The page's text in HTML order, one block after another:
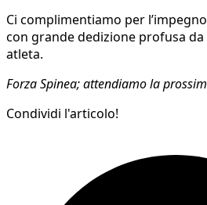
Ci complimentiamo per
con grande dedizione profusa
atleta.
Forza Spinea; attendiamo la
Condividi l'articolo!